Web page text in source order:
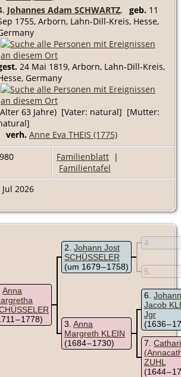
Johannes Adam SCHWARTZ, geb. 11
1755, Arborn, Lahn-Dill-Kreis, Hesse,
24 Mai 1819, Arborn, Lahn-Dill-Kreis,
Germany
63 Jahre) [Vater: natural] [Mutter:
verh. Anne Eva THEIS (1775)
Familienblatt |
Familientafel
Jul 2026
Anna
– 1778)
2 Johann Jost
SCHÜSSELER
(um 1679 – 1758)
4
5
3 Anna
Margreth KLEIN
(1684 – 1730)
6 Johann
Jacob
Jgr
(1636 –
7
ZUHL
(1644 –